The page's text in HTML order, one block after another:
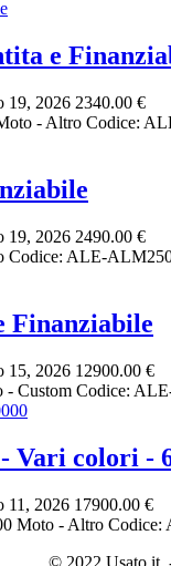
e
19, 2026 2340.00 €
- Altro Codice:
19, 2026 2490.00 €
ALE-
Finanziabile
15, 2026 12900.00 €
Custom Codice:
Vari colori -
11, 2026 17900.00 €
Moto - Altro
© 2022 Usato it.